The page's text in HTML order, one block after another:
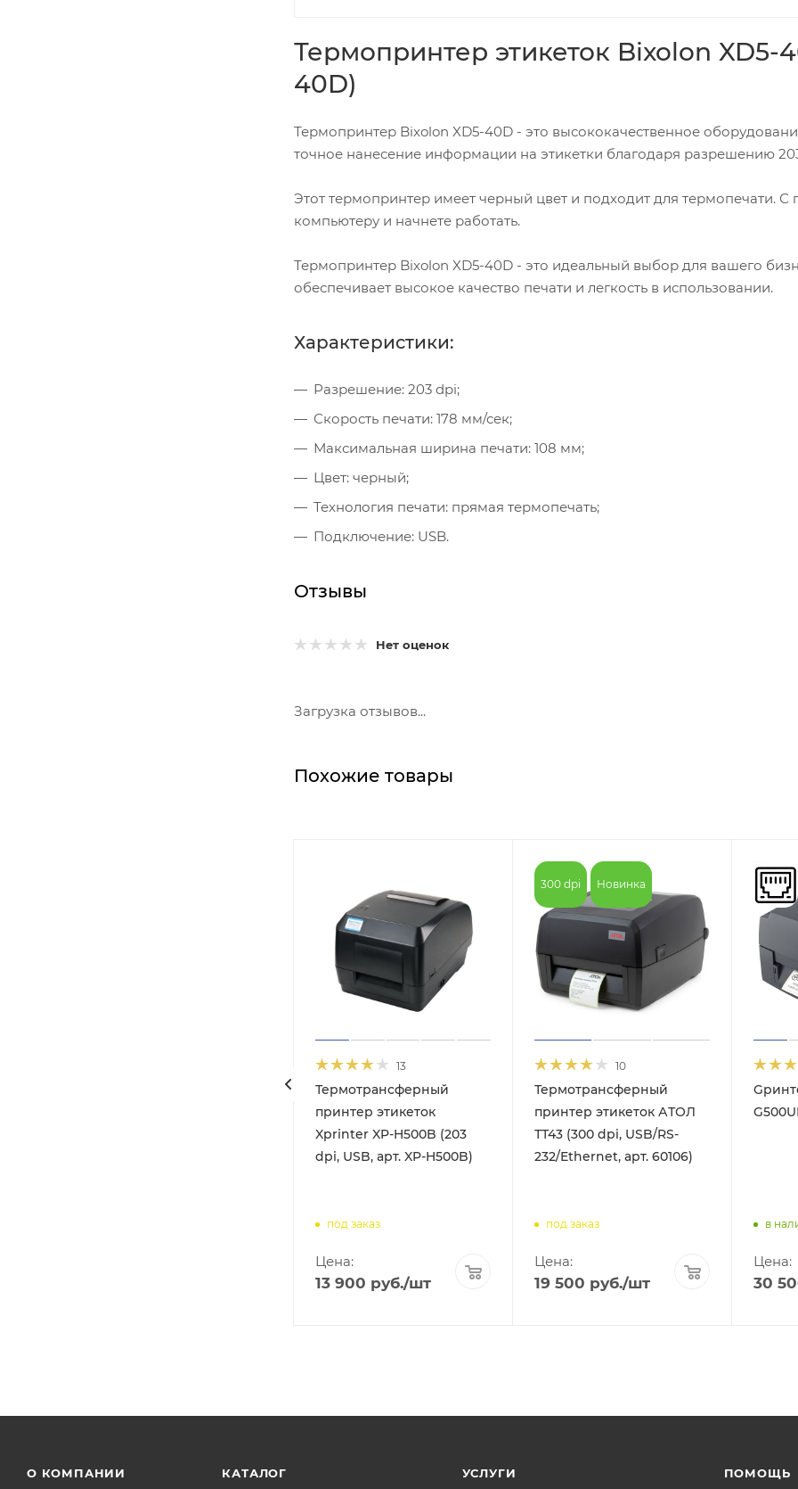
Термопринтер этикеток Bixolon XD5-
40D)
Термопринтер Bixolon XD5-40D - это высококачественное
точное нанесение информации на этикетки благодаря разрешению
Этот термопринтер имеет черный цвет и подходит для термопечати.
компьютеру и начнете работать.
Термопринтер Bixolon XD5-40D - это идеальный выбор для вашего
обеспечивает высокое качество печати и легкость в использовании.
Характеристики:
Разрешение: 203 dpi;
Скорость печати: 178 мм/сек;
Максимальная ширина печати: 108 мм;
Цвет: черный;
Технология печати: прямая термопечать;
Подключение: USB.
Отзывы
Нет оценок
Загрузка отзывов...
Похожие товары
13
Термотрансферный
принтер этикеток
Xprinter XP-H500B (203
dpi, USB, арт. XP-H500B)
под заказ
Цена:
13 900 руб./шт
300 dpi Новинка
10
Термотрансферный
принтер этикеток АТОЛ
ТТ43 (300 dpi, USB/RS-
232/Ethernet, арт. 60106)
под заказ
Цена:
19 500 руб./шт
в
Цена:
30
О КОМПАНИИ КАТАЛОГ УСЛУГИ
ПОМОЩЬ